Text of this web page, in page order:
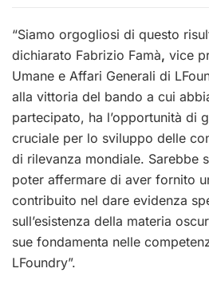
“Siamo orgogliosi di questo
dichiarato Fabrizio Famà, vice
Umane e Affari Generali di
alla vittoria del bando a cui
partecipato, ha l’opportunità di
cruciale per lo sviluppo delle
di rilevanza mondiale. Sarebbe
poter affermare di aver fornito
contribuito nel dare evidenza
sull’esistenza della materia
sue fondamenta nelle
LFoundry”.